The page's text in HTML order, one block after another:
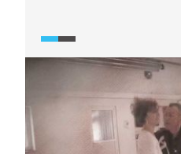
naučit. Vyzkoušejte to také.